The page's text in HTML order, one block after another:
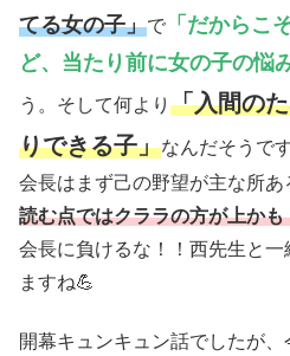
てる女の子」で 「だからこ
ど、当たり前に女の子の悩
う。そして何より 「入間の
りできる子」なんだそうで
会長はまず己の野望が主な所あ
読む点ではクララの方が上かも
会長に負けるな！！西先生と
ますね💪
開幕キュンキュン話でしたが